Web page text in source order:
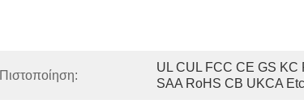
Πιστοποίηση:
UL CUL FCC CE GS KC
SAA RoHS CB UKCA Etc